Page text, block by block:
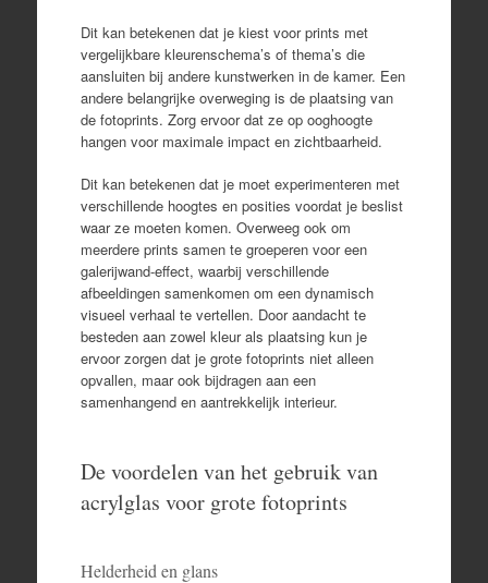
Dit kan betekenen dat je kiest voor prints met
vergelijkbare kleurenschema’s of thema’s die
aansluiten bij andere kunstwerken in de kamer. Een
andere belangrijke overweging is de plaatsing van
de fotoprints. Zorg ervoor dat ze op ooghoogte
hangen voor maximale impact en zichtbaarheid.
Dit kan betekenen dat je moet experimenteren met
verschillende hoogtes en posities voordat je beslist
waar ze moeten komen. Overweeg ook om
meerdere prints samen te groeperen voor een
galerijwand-effect, waarbij verschillende
afbeeldingen samenkomen om een dynamisch
visueel verhaal te vertellen. Door aandacht te
besteden aan zowel kleur als plaatsing kun je
ervoor zorgen dat je grote fotoprints niet alleen
opvallen, maar ook bijdragen aan een
samenhangend en aantrekkelijk interieur.
De voordelen van het gebruik van
acrylglas voor grote fotoprints
Helderheid en glans